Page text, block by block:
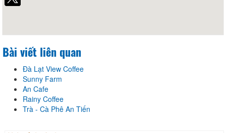
Bài viết liên quan
Đà Lạt View Coffee
Sunny Farm
An Cafe
Rainy Coffee
Trà - Cà Phê An Tiến